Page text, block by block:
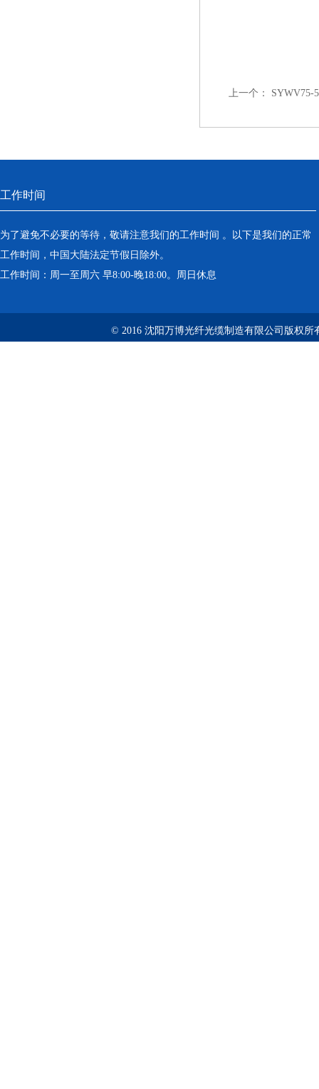
上一个： SYWV75-
工作时间
为了避免不必要的等待，敬请注意我们的工作时间 。以下是我们的正常
工作时间，中国大陆法定节假日除外。
工作时间：周一至周六 早8:00-晚18:00。周日休息
© 2016 沈阳万博光纤光缆制造有限公司版权所